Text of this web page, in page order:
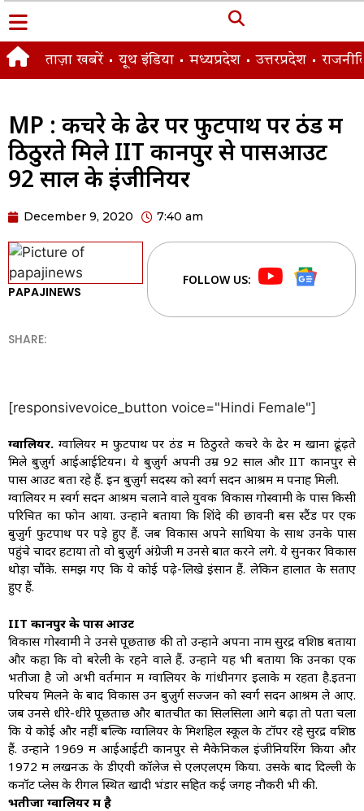
ताज़ा खबरें यूथ इंडिया मध्यप्रदेश उत्तरप्रदेश
MP : कचरे के ढेर पर फुटपाथ पर ठंड में
ठिठुरते मिले IIT कानपुर से पासआउट
92 साल के इंजीनियर
December 9, 2020 7:40 am
PAPAJINEWS
FOLLOW US:
SHARE:
[responsivevoice_button voice="Hindi Female"]
ग्वालियर. ग्वालियर में फुटपाथ पर ठंड में ठिठुरते कचरे के ढेर में खाना ढूंढ़ते
मिले बुज़ुर्ग आईआईटियन। ये बुज़ुर्ग अपनी उम्र 92 साल और IIT कानपुर से
पास आउट बता रहे हैं. इन बुज़ुर्ग सदस्य को स्वर्ग सदन आश्रम में पनाह मिली.
ग्वालियर में स्वर्ग सदन आश्रम चलाने वाले युवक विकास गोस्वामी के पास किसी
परिचित का फोन आया. उन्होंने बताया कि शिंदे की छावनी बस स्टैंड पर एक
बुजुर्ग फुटपाथ पर पड़े हुए हैं. जब विकास अपने साथियों के साथ उनके पास
पहुंचे चादर हटाया तो वो बुज़ुर्ग अंग्रेजी में उनसे बात करने लगे. ये सुनकर विकास
थोड़ा चौंके. समझ गए कि ये कोई पढ़े-लिखे इंसान हैं. लेकिन हालात के सताए
हुए हैं.
IIT कानपुर के पास आउट
विकास गोस्वामी ने उनसे पूछताछ की तो उन्होंने अपना नाम सुरेंद्र वशिष्ठ बताया
और कहा कि वो बरेली के रहने वाले हैं. उन्होंने यह भी बताया कि उनका एक
भतीजा है जो अभी वर्तमान में ग्वालियर के गांधीनगर इलाके में रहता है.इतना
परिचय मिलने के बाद विकास उन बुज़ुर्ग सज्जन को स्वर्ग सदन आश्रम ले आए.
जब उनसे धीरे-धीरे पूछताछ और बातचीत का सिलसिला आगे बढ़ा तो पता चला
कि ये कोई और नहीं बल्कि ग्वालियर के मिशहिल स्कूल के टॉपर रहे सुरेंद्र वशिष्ठ
हैं. उन्होंने 1969 में आईआईटी कानपुर से मैकेनिकल इंजीनियरिंग किया और
1972 में लखनऊ के डीएवी कॉलेज से एलएलएम किया. उसके बाद दिल्ली के
कनॉट प्लेस के रीगल स्थित खादी भंडार सहित कई जगह नौकरी भी की.
भतीजा ग्वालियर में है